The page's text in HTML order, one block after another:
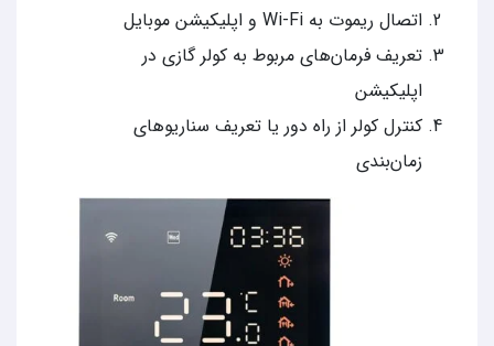
اتصال ریموت به Wi-Fi و اپلیکیشن موبایل
تعریف فرمان‌های مربوط به کولر گازی در
اپلیکیشن
کنترل کولر از راه دور یا تعریف سناریوهای
زمان‌بندی